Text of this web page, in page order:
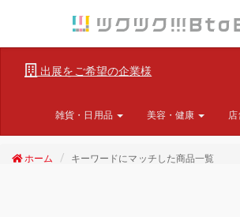
出展をご希望の企業様
雑貨・日用品 美容・健康 店
ホーム キーワードにマッチした商品一覧